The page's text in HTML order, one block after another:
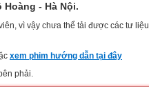
- Hà Nội.
vì vậy chưa thể tải được các tư liệu
xem phim hướng dẫn tại đây
phải.